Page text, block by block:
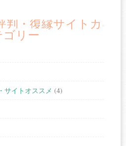
判・復縁サイトカ
ゴリー
サイトオススメ (4)